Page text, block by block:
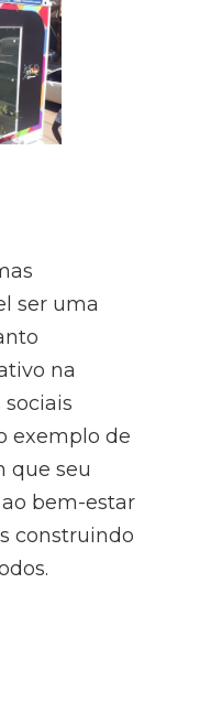
ser uma
na
exemplo de
que seu
bem-estar
construindo